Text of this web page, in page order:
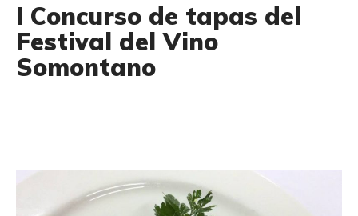
I Concurso de tapas del
Festival del Vino
Somontano